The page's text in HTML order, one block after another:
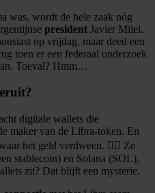
was, wordt de hele zaak nóg
president Javier Milei.
op vrijdag, maar deed een
toen er een federaal onderzoek
Toeval? Hmm…
digitale wallets die
maker van de Libra-token. En
het geld verdween. 🕵️‍♂️ Ze
stablecoin) en Solana (SOL),
zit? Dat blijft een mysterie.